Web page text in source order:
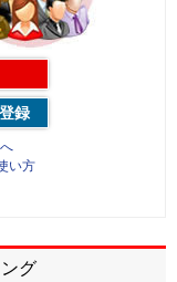
録
い方
グ